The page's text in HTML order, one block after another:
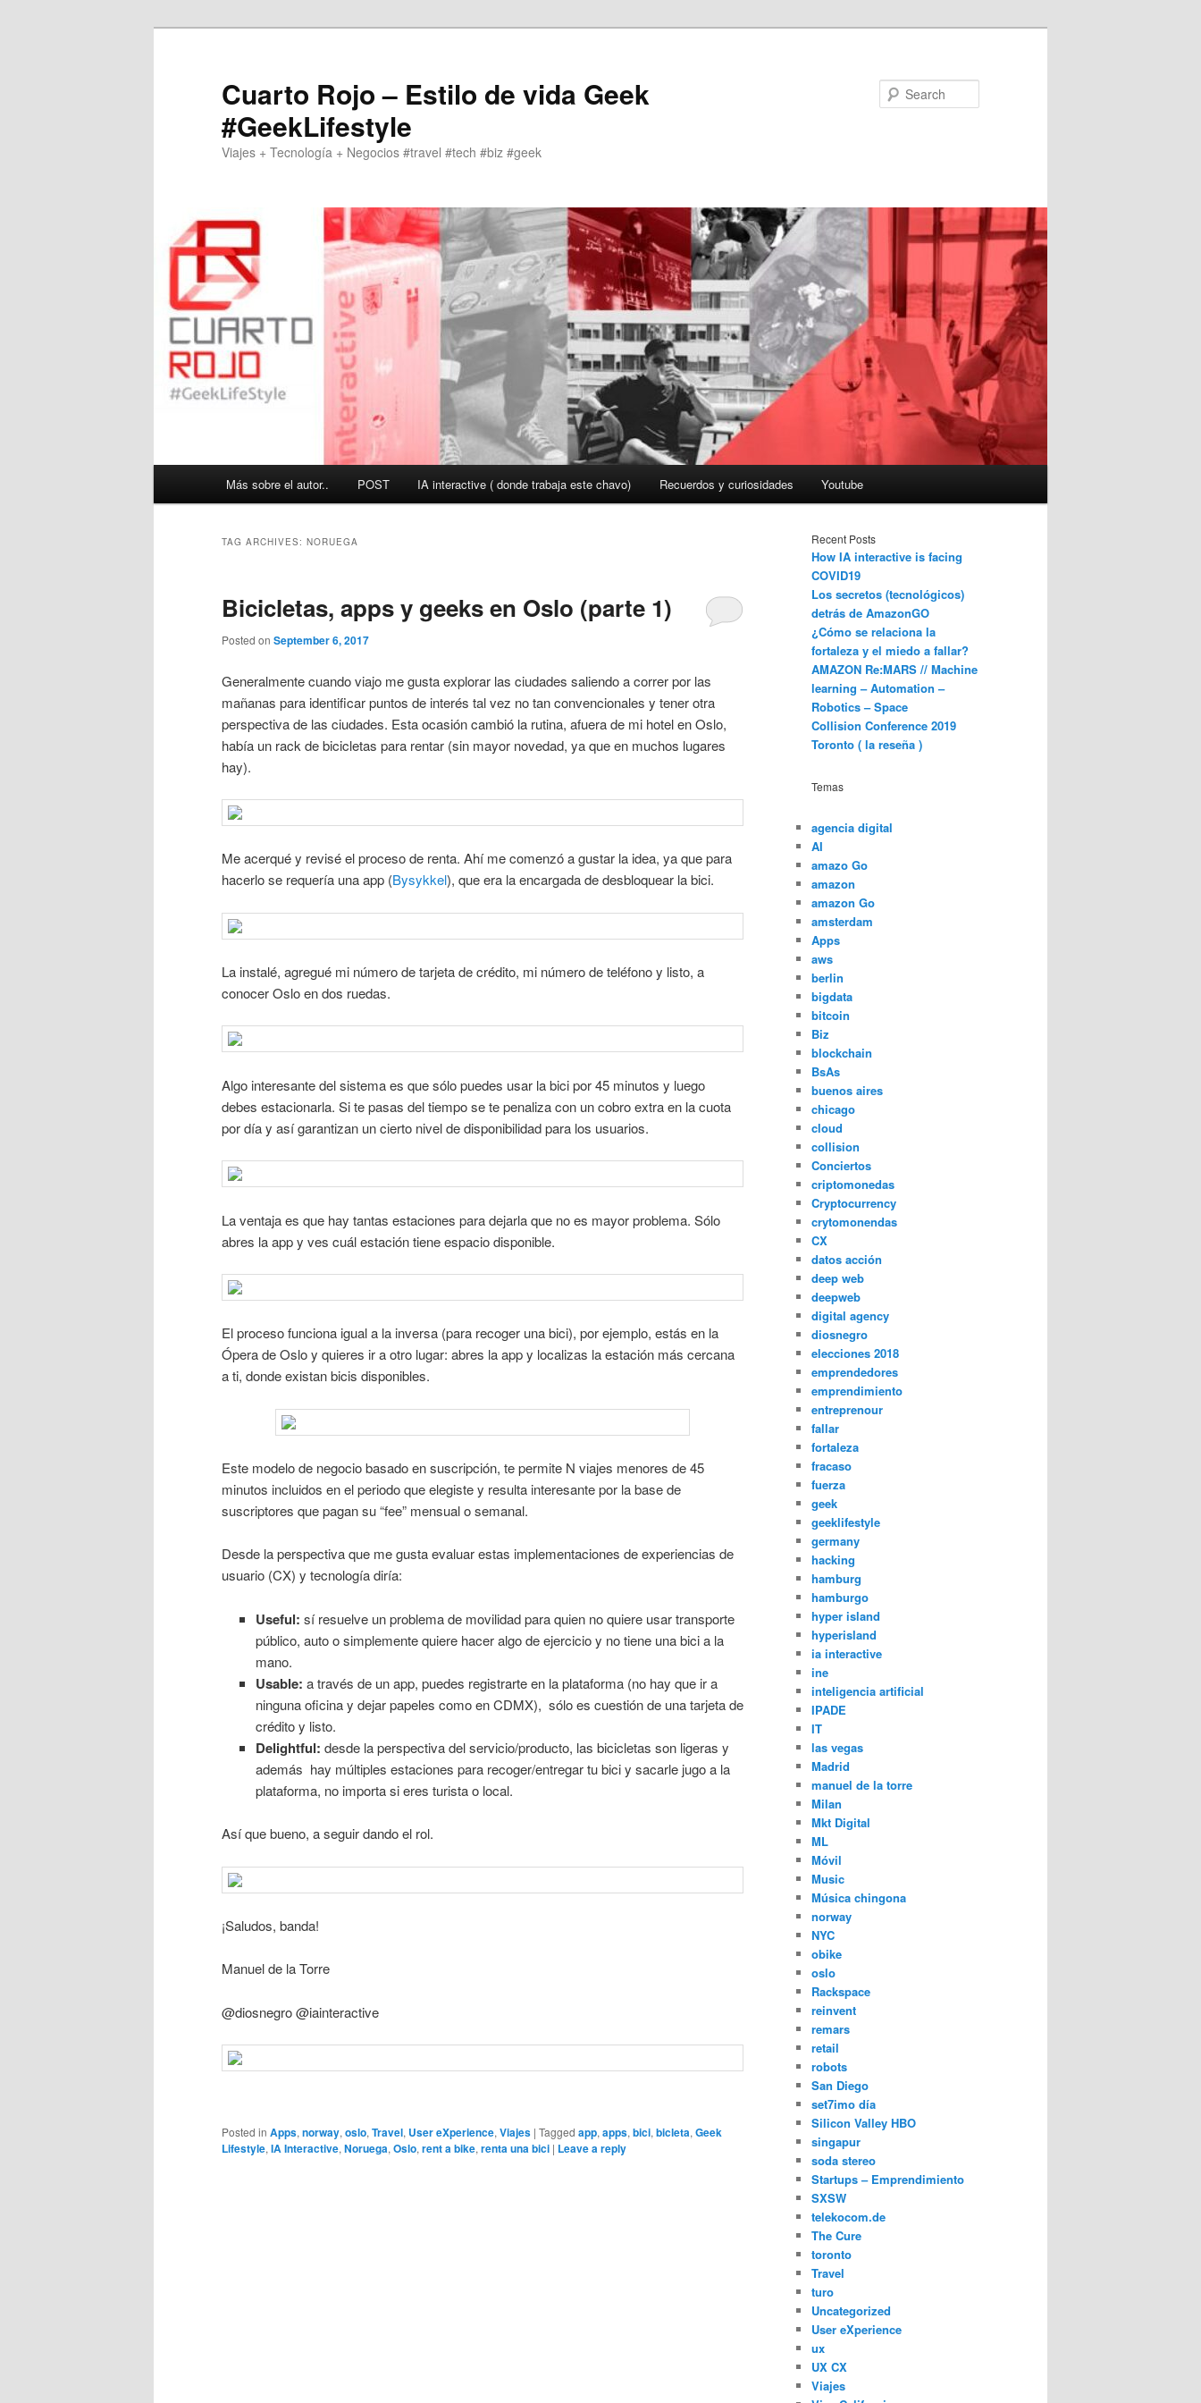
Cuarto Rojo – Estilo de vida Geek
#GeekLifestyle
Viajes + Tecnología + Negocios #travel #tech #biz #geek
Más sobre el autor.. POST IA interactive ( donde trabaja este chavo) Recuerdos y curiosidades Youtube
TAG ARCHIVES: NORUEGA
Bicicletas, apps y geeks en Oslo (parte 1)
Posted on September 6, 2017
Generalmente cuando viajo me gusta explorar las ciudades saliendo a correr por las
mañanas para identificar puntos de interés tal vez no tan convencionales y tener otra
perspectiva de las ciudades. Esta ocasión cambió la rutina, afuera de mi hotel en Oslo,
había un rack de bicicletas para rentar (sin mayor novedad, ya que en muchos lugares
hay).
Me acerqué y revisé el proceso de renta. Ahí me comenzó a gustar la idea, ya que para
hacerlo se requería una app (Bysykkel), que era la encargada de desbloquear la bici.
La instalé, agregué mi número de tarjeta de crédito, mi número de teléfono y listo, a
conocer Oslo en dos ruedas.
Algo interesante del sistema es que sólo puedes usar la bici por 45 minutos y luego
debes estacionarla. Si te pasas del tiempo se te penaliza con un cobro extra en la cuota
por día y así garantizan un cierto nivel de disponibilidad para los usuarios.
La ventaja es que hay tantas estaciones para dejarla que no es mayor problema. Sólo
abres la app y ves cuál estación tiene espacio disponible.
El proceso funciona igual a la inversa (para recoger una bici), por ejemplo, estás en la
Ópera de Oslo y quieres ir a otro lugar: abres la app y localizas la estación más cercana
a ti, donde existan bicis disponibles.
Este modelo de negocio basado en suscripción, te permite N viajes menores de 45
minutos incluidos en el periodo que elegiste y resulta interesante por la base de
suscriptores que pagan su “fee” mensual o semanal.
Desde la perspectiva que me gusta evaluar estas implementaciones de experiencias de
usuario (CX) y tecnología diría:
Useful: sí resuelve un problema de movilidad para quien no quiere usar transporte
público, auto o simplemente quiere hacer algo de ejercicio y no tiene una bici a la
mano.
Usable: a través de un app, puedes registrarte en la plataforma (no hay que ir a
ninguna oficina y dejar papeles como en CDMX), sólo es cuestión de una tarjeta de
crédito y listo.
Delightful: desde la perspectiva del servicio/producto, las bicicletas son ligeras y
además hay múltiples estaciones para recoger/entregar tu bici y sacarle jugo a la
plataforma, no importa si eres turista o local.
Así que bueno, a seguir dando el rol.
¡Saludos, banda!
Manuel de la Torre
@diosnegro @iainteractive
Posted in Apps, norway, oslo, Travel, User eXperience, Viajes | Tagged app, apps, bici, bicleta, Geek
Lifestyle, IA Interactive, Noruega, Oslo, rent a bike, renta una bici | Leave a reply
Recent Posts
How IA interactive is facing
COVID19
Los secretos (tecnológicos)
detrás de AmazonGO
¿Cómo se relaciona la
fortaleza y el miedo a fallar?
AMAZON Re:MARS // Machine
learning – Automation –
Robotics – Space
Collision Conference 2019
Toronto ( la reseña )
Temas
agencia digital
AI
amazo Go
amazon
amazon Go
amsterdam
Apps
aws
berlin
bigdata
bitcoin
Biz
blockchain
BsAs
buenos aires
chicago
cloud
collision
Conciertos
criptomonedas
Cryptocurrency
crytomonendas
CX
datos acción
deep web
deepweb
digital agency
diosnegro
elecciones 2018
emprendedores
emprendimiento
entreprenour
fallar
fortaleza
fracaso
fuerza
geek
geeklifestyle
germany
hacking
hamburg
hamburgo
hyper island
hyperisland
ia interactive
ine
inteligencia artificial
IPADE
IT
las vegas
Madrid
manuel de la torre
Milan
Mkt Digital
ML
Móvil
Music
Música chingona
norway
NYC
obike
oslo
Rackspace
reinvent
remars
retail
robots
San Diego
set7imo día
Silicon Valley HBO
singapur
soda stereo
Startups – Emprendimiento
SXSW
telekocom.de
The Cure
toronto
Travel
turo
Uncategorized
User eXperience
ux
UX CX
Viajes